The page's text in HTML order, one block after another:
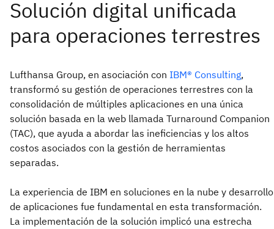
Lufthansa Group, en asociación con IBM® Consulting,
transformó su gestión de operaciones terrestres con la
consolidación de múltiples aplicaciones en una única
solución basada en la web llamada Turnaround Companion
(TAC), que ayuda a abordar las ineficiencias y los altos
costos asociados con la gestión de herramientas
separadas.
La experiencia de IBM en soluciones en la nube y desarrollo
de aplicaciones fue fundamental en esta transformación.
La implementación de la solución implicó una estrecha